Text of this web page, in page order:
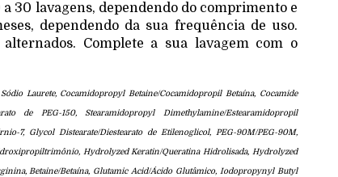
30 lavagens, dependendo do comprimento e
dependendo da sua frequência de uso.
Complete a sua lavagem com o
Laurete, Cocamidopropyl Betaine/Cocamidopropil Betaína, Cocamide
de PEG-150, Stearamidopropyl Dimethylamine/Estearamidopropil
7, Glycol Distearate/Diestearato de Etilenoglicol, PEG-90M/PEG-90M,
Hydrolyzed Keratin/Queratina Hidrolisada, Hydrolyzed
Betaine/Betaína, Glutamic Acid/Ácido Glutâmico, Iodopropynyl Butyl